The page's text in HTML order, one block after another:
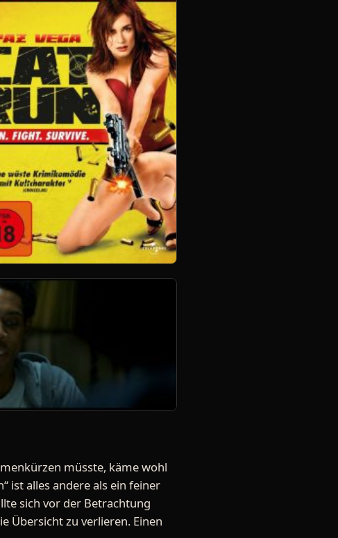
müsste, käme wohl
ist alles andere als ein feiner
sich vor der Betrachtung
Übersicht zu verlieren. Einen